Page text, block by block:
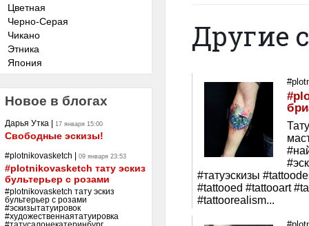
Другие
#татуэскизы
#tattooed #tattooart
#tattoorealism...
Цветная
Черно-Серая
Чикано
Этника
Япония
Новое в блогах
Дарья Утка 17 января 15:00
Свободные эскизы!
#plotnikovasketch 09 января 23:53
#plotnikovasketch тату эскиз
бультерьер с розами
#plotnikovasketch тату эскиз
бультерьер с розами
#эскизытатуировок
#художественнаятатуировка